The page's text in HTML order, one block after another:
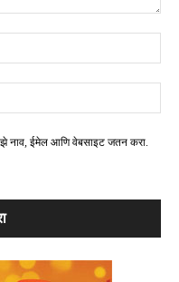
नाव, ईमेल आणि वेबसाइट जतन करा.